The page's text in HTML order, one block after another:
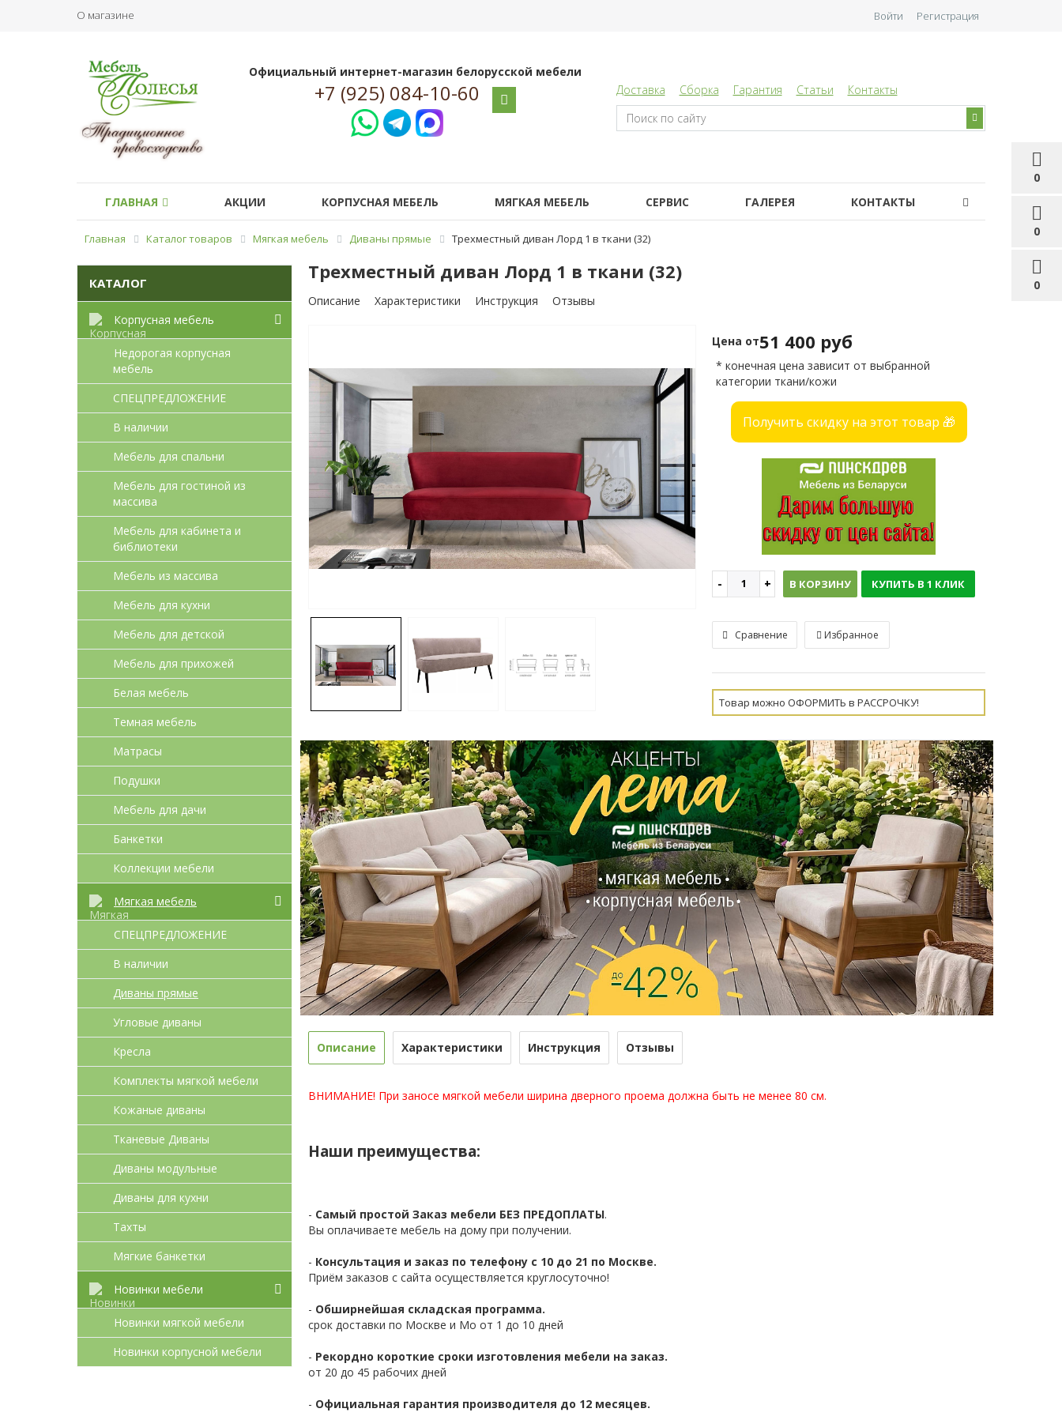
О магазине
0
0
0
Войти Регистрация
Официальный интернет-магазин белорусской мебели
+7 (925) 084-10-60 Доставка Сборка Гарантия Статьи Контакты
ГЛАВНАЯ АКЦИИ КОРПУСНАЯ МЕБЕЛЬ МЯГКАЯ МЕБЕЛЬ СЕРВИС ГАЛЕРЕЯ КОНТАКТЫ
Главная Каталог товаров Мягкая мебель Диваны прямые Трехместный диван Лорд 1 в ткани (32)
КАТАЛОГ
Корпусная мебель
Недорогая корпусная
мебель
СПЕЦПРЕДЛОЖЕНИЕ
В наличии
Мебель для спальни
Мебель для гостиной из
массива
Мебель для кабинета и
библиотеки
Мебель из массива
Мебель для кухни
Мебель для детcкой
Мебель для прихожей
Белая мебель
Темная мебель
Матрасы
Подушки
Мебель для дачи
Банкетки
Коллекции мебели
Мягкая мебель
СПЕЦПРЕДЛОЖЕНИЕ
В наличии
Диваны прямые
Угловые диваны
Кресла
Комплекты мягкой мебели
Кожаные диваны
Тканевые Диваны
Диваны модульные
Диваны для кухни
Тахты
Мягкие банкетки
Новинки мебели
Новинки мягкой мебели
Новинки корпусной мебели
Трехместный диван Лорд 1 в ткани (32)
Описание Характеристики Инструкция Отзывы
Цена от51 400 руб
* конечная цена зависит от выбранной
категории ткани/кожи
Получить скидку на этот товар 🎁
В КОРЗИНУ КУПИТЬ В 1 КЛИК
Сравнение Избранное
Товар можно ОФОРМИТЬ в РАССРОЧКУ!
Описание Характеристики Инструкция Отзывы
ВНИМАНИЕ! При заносе мягкой мебели ширина дверного проема должна быть не менее 80 см.
Наши преимущества:
- Самый простой Заказ мебели БЕЗ ПРЕДОПЛАТЫ.
Вы оплачиваете мебель на дому при получении.
- Консультация и заказ по телефону с 10 до 21 по Москве.
Приём заказов с сайта осуществляется круглосуточно!
- Обширнейшая складская программа.
срок доставки по Москве и Мо от 1 до 10 дней
- Рекордно короткие сроки изготовления мебели на заказ.
от 20 до 45 рабочих дней
- Официальная гарантия производителя до 12 месяцев.